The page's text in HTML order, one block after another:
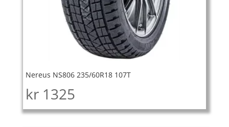
Nereus NS806 235/60R18 107T
kr 1325